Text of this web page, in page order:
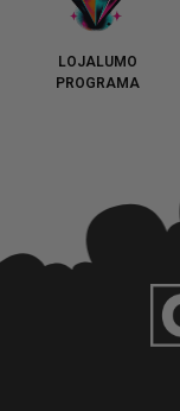
LOJALUMO
PROGRAMA